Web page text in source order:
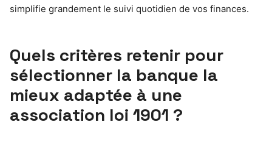
simplifie grandement le suivi quotidien de vos finances.
Quels critères retenir pour
sélectionner la banque la
mieux adaptée à une
association loi 1901 ?